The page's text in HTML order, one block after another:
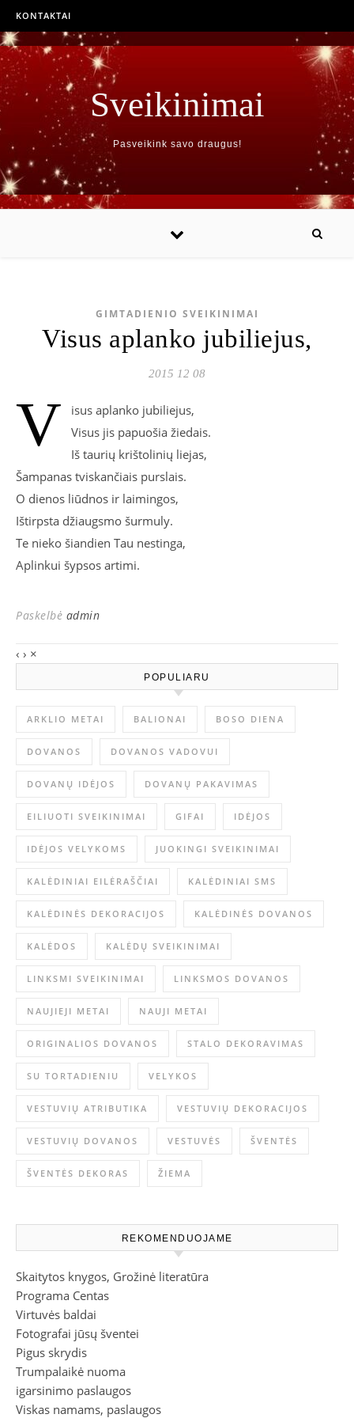
KONTAKTAI
Sveikinimai
Pasveikink savo draugus!
GIMTADIENIO SVEIKINIMAI
Visus aplanko jubiliejus,
2015 12 08
V
isus aplanko jubiliejus,
Visus jis papuošia žiedais.
Iš taurių krištolinių liejas,
Šampanas tviskančiais purslais.
O dienos liūdnos ir laimingos,
Ištirpsta džiaugsmo šurmuly.
Te nieko šiandien Tau nestinga,
Aplinkui šypsos artimi.
Paskelbė admin
‹ › ×
POPULIARU
ARKLIO METAI BALIONAI BOSO DIENA
DOVANOS DOVANOS VADOVUI
DOVANŲ IDĖJOS DOVANŲ PAKAVIMAS
EILIUOTI SVEIKINIMAI GIFAI IDĖJOS
IDĖJOS VELYKOMS JUOKINGI SVEIKINIMAI
KALĖDINIAI EILĖRAŠČIAI KALĖDINIAI SMS
KALĖDINĖS DEKORACIJOS KALĖDINĖS DOVANOS
KALĖDOS KALĖDŲ SVEIKINIMAI
LINKSMI SVEIKINIMAI LINKSMOS DOVANOS
NAUJIEJI METAI NAUJI METAI
ORIGINALIOS DOVANOS STALO DEKORAVIMAS
SU TORTADIENIU VELYKOS
VESTUVIŲ ATRIBUTIKA VESTUVIŲ DEKORACIJOS
VESTUVIŲ DOVANOS VESTUVĖS ŠVENTĖS
ŠVENTĖS DEKORAS ŽIEMA
REKOMENDUOJAME
Skaitytos knygos, Grožinė literatūra
Programa Centas
Virtuvės baldai
Fotografai jūsų šventei
Pigus skrydis
Trumpalaikė nuoma
igarsinimo paslaugos
Viskas namams, paslaugos